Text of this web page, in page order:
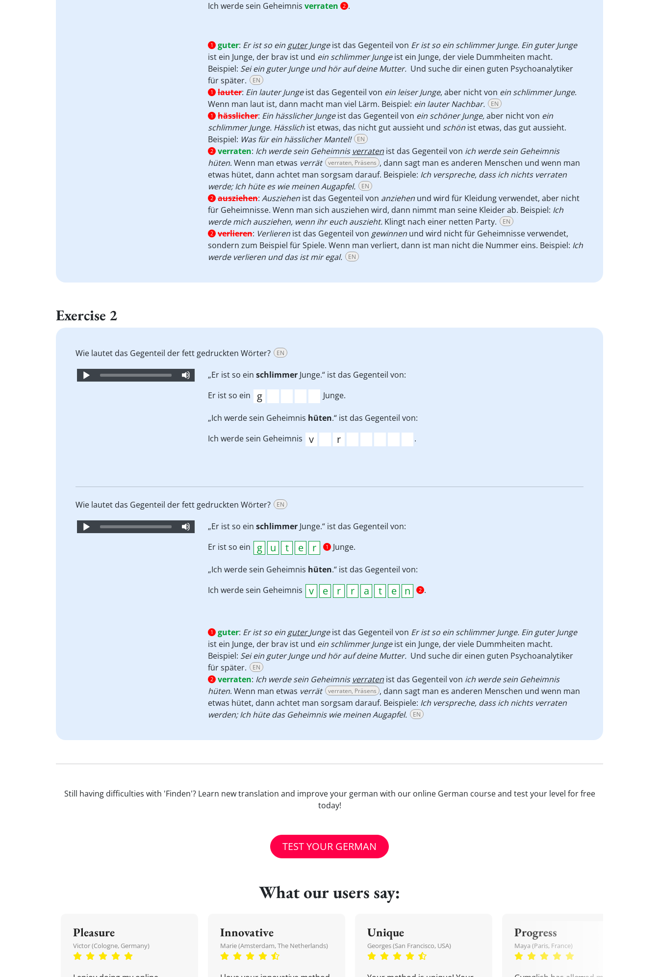
Ich werde sein Geheimnis verraten 2 .
1 guter: Er ist so ein guterJungeist das Gegenteil von Er ist so ein schlimmer Junge. Ein guter Junge
ist ein Junge, der brav ist und ein schlimmer Jungeist ein Junge, der viele Dummheiten macht.
Beispiel: Sei ein guter Junge und hör auf deine Mutter. Und suche dir einen guten Psychoanalytiker
für später.
EN
1 lauter: Ein lauter Jungeist das Gegenteil von ein leiser Junge, aber nicht von ein schlimmer Junge.
Wenn man laut ist, dann macht man viel Lärm. Beispiel: ein lauter Nachbar. EN
1 hässlicher: Ein hässlicher Jungeist das Gegenteil von ein schöner Junge,aber nicht von ein
schlimmer Junge. Hässlich ist etwas, das nicht gut aussieht und schön ist etwas, das gut aussieht.
Beispiel: Was für ein hässlicher Mantel! EN
2 verraten: Ich werde sein Geheimnis verraten ist das Gegenteil von ich werde sein Geheimnis
hüten. Wenn man etwas verrät verraten, Präsens , dann sagt man es anderen Menschen und wenn man
etwas hütet, dann achtet man sorgsam darauf. Beispiele: Ich verspreche, dass ich nichts verraten
werde; Ich hüte es wie meinen Augapfel.
EN
2 ausziehen: Ausziehen ist das Gegenteil von anziehen und wird für Kleidung verwendet, aber nicht
für Geheimnisse. Wenn man sich ausziehen wird, dann nimmt man seine Kleider ab. Beispiel: Ich
werde mich ausziehen, wenn ihr euch auszieht. Klingt nach einer netten Party. EN
2 verlieren: Verlieren ist das Gegenteil von gewinnen und wird nicht für Geheimnisse verwendet,
sondern zum Beispiel für Spiele. Wenn man verliert, dann ist man nicht die Nummer eins. Beispiel: Ich
werde verlieren und das ist mir egal.
EN
Exercise 2
Wie lautet das Gegenteil der fett gedruckten Wörter? EN
Audio
„Er ist so ein schlimmer Junge.“ ist das Gegenteil von:
Er ist so ein
Junge.
„Ich werde sein Geheimnis hüten.“ ist das Gegenteil von:
Ich werde sein Geheimnis
.
Wie lautet das Gegenteil der fett gedruckten Wörter? EN
Audio
„Er ist so ein schlimmer Junge.“ ist das Gegenteil von:
Er ist so ein
1 Junge.
„Ich werde sein Geheimnis hüten.“ ist das Gegenteil von:
Ich werde sein Geheimnis
2 .
1 guter: Er ist so ein guterJungeist das Gegenteil von Er ist so ein schlimmer Junge. Ein guter Junge
ist ein Junge, der brav ist und ein schlimmer Jungeist ein Junge, der viele Dummheiten macht.
Beispiel: Sei ein guter Junge und hör auf deine Mutter. Und suche dir einen guten Psychoanalytiker
für später.
EN
2 verraten: Ich werde sein Geheimnis verraten ist das Gegenteil von ich werde sein Geheimnis
hüten. Wenn man etwas verrät verraten, Präsens , dann sagt man es anderen Menschen und wenn man
etwas hütet, dann achtet man sorgsam darauf. Beispiele: Ich verspreche, dass ich nichts verraten
werden; Ich hüte das Geheimnis wie meinen Augapfel.
EN
Still having difficulties with 'Finden'? Learn new translation and improve your german with our online German course and test your level for free
today!
TEST YOUR GERMAN
What our users say:
Pleasure
Victor (Cologne, Germany)
Innovative
Marie (Amsterdam, The Netherlands)
Unique
Georges (San Francisco, USA)
Progress
Maya (Paris, France)